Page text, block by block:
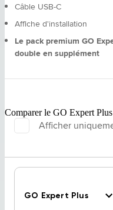
Câble USB-C
Affiche d'installation
Le pack premium GO
double en supplément
Comparer le GO Expert Plus
Afficher
GO Expert Plus